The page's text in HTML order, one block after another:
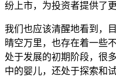
纷上市，为投资者提供了
我们也应该清醒地看到，
晴空万里，也存在着一些
处于发展的初期阶段，很
中的婴儿，还处于探索和